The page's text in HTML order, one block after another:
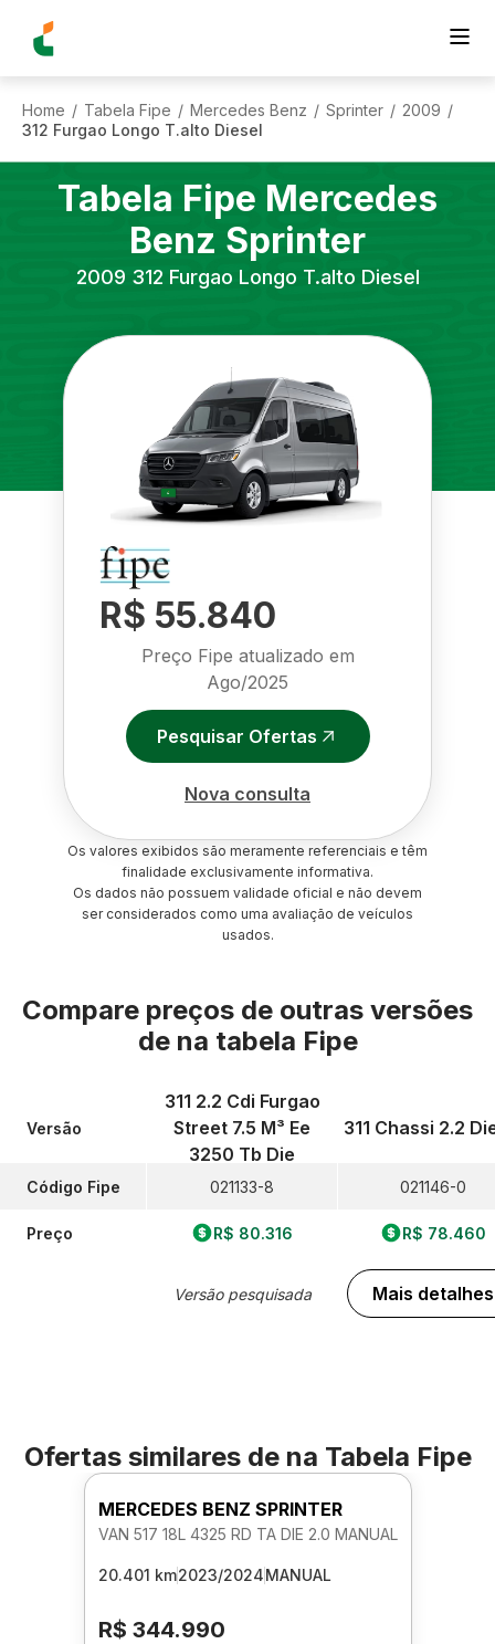
Home / Tabela Fipe / Mercedes Benz / Sprinter / 2009 /
312 Furgao Longo T.alto Diesel
Tabela Fipe Mercedes
Benz Sprinter
2009 312 Furgao Longo T.alto Diesel
R$ 55.840
Preço Fipe atualizado em
Ago/2025
Pesquisar Ofertas
Nova consulta
Os valores exibidos são meramente referenciais e têm
finalidade exclusivamente informativa.
Os dados não possuem validade oficial e não devem
ser considerados como uma avaliação de veículos
usados.
Compare preços de outras versões
de na tabela Fipe
Versão
Código Fipe
Preço
311 2.2 Cdi Furgao
Street 7.5 M³ Ee
3250 Tb Die
021133-8
R$ 80.316
Versão pesquisada
311 Chassi 2.2
021146-0
R$ 78.460
Mais detalhes
Ofertas similares de na Tabela Fipe
MERCEDES BENZ SPRINTER
VAN 517 18L 4325 RD TA DIE 2.0 MANUAL
20.401 km2023/2024MANUAL
R$ 344.990